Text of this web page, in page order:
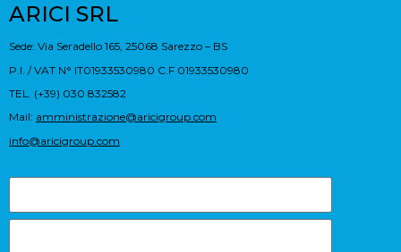
ARICI SRL
Sede: Via Seradello 165, 25068 Sarezzo – BS
P.I. / VAT N° IT01933530980 C.F 01933530980
TEL. (+39) 030 832582
Mail: amministrazione@aricigroup.com
info@aricigroup.com